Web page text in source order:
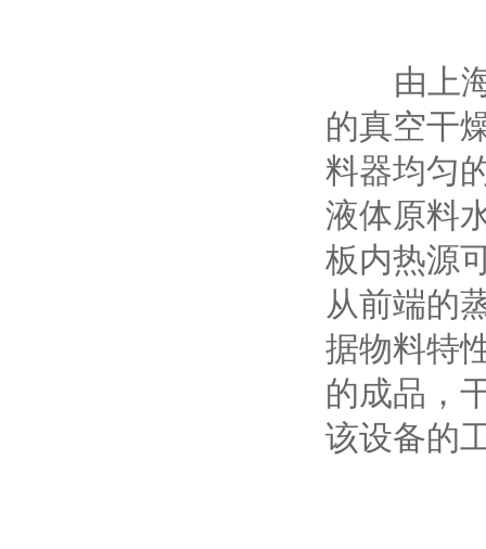
由上海
的真空干
料器均匀
液体原料
板内热源
从前端的
据物料特
的成品，
该设备